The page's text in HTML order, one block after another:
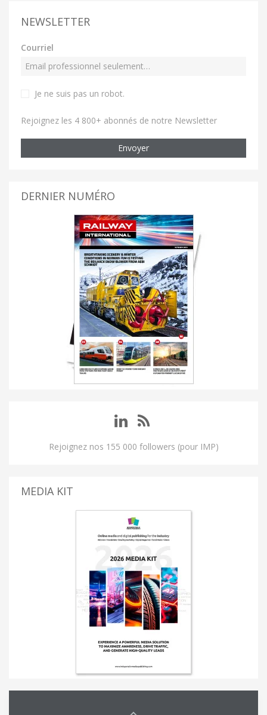
NEWSLETTER
Courriel
Je ne suis pas un robot.
Rejoignez les 4 800+ abonnés de notre Newsletter
Envoyer
DERNIER NUMÉRO
Rejoignez nos 155 000 followers (pour IMP)
MEDIA KIT